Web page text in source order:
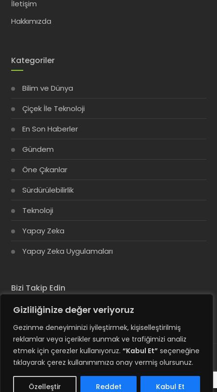
Gizliliğinize değer veriyoruz
Gezinme deneyiminizi iyileştirmek, kişiselleştirilmiş
reklamlar veya içerikler sunmak ve trafiğimizi analiz
etmek için çerezler kullanıyoruz. “Kabul Et” seçeneğine
tıklayarak çerez kullanımımıza onay vermiş olursunuz.
Özelleştir Reddet Kabul Et
İletişim
Hakkımızda
Kategoriler
Bilim ve Dünya
Çiçek İle Teknoloji
En Son Haberler
Gündem
Öne Çıkanlar
Sürdürülebilirlik
Teknoloji
Yapay Zeka
Yapay Zeka Uygulamaları
Bizi Takip Edin
© Copyright 2025, Tüm Hakları Saklıdır
Hesabım